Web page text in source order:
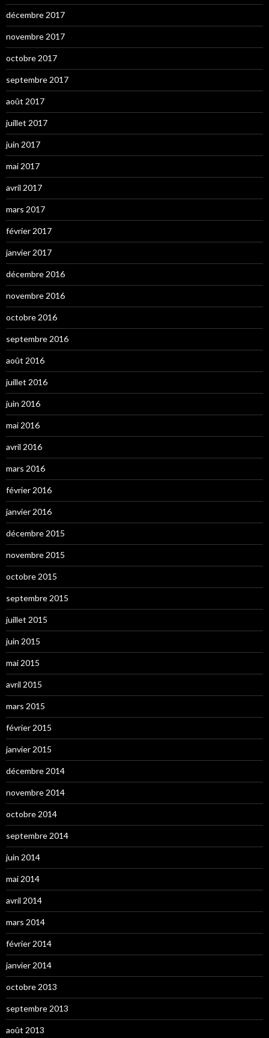
décembre 2017
novembre 2017
octobre 2017
septembre 2017
août 2017
juillet 2017
juin 2017
mai 2017
avril 2017
mars 2017
février 2017
janvier 2017
décembre 2016
novembre 2016
octobre 2016
septembre 2016
août 2016
juillet 2016
juin 2016
mai 2016
avril 2016
mars 2016
février 2016
janvier 2016
décembre 2015
novembre 2015
octobre 2015
septembre 2015
juillet 2015
juin 2015
mai 2015
avril 2015
mars 2015
février 2015
janvier 2015
décembre 2014
novembre 2014
octobre 2014
septembre 2014
juin 2014
mai 2014
avril 2014
mars 2014
février 2014
janvier 2014
octobre 2013
septembre 2013
août 2013